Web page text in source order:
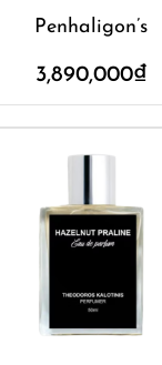
Acqua di Parma
3,500,000₫